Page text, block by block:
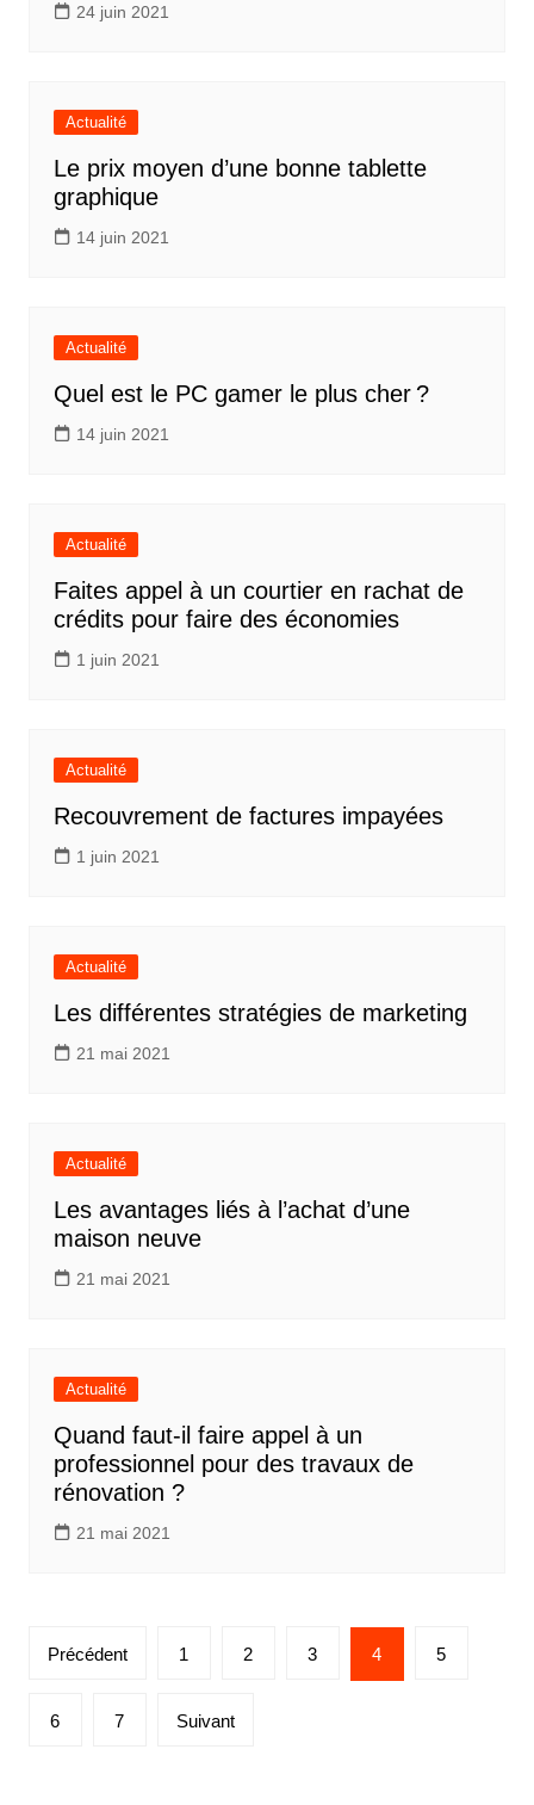
24 juin 2021
Actualité
Le prix moyen d’une bonne tablette
graphique
14 juin 2021
Actualité
Quel est le PC gamer le plus cher ?
14 juin 2021
Actualité
Faites appel à un courtier en rachat de
crédits pour faire des économies
1 juin 2021
Actualité
Recouvrement de factures impayées
1 juin 2021
Actualité
Les différentes stratégies de marketing
21 mai 2021
Actualité
Les avantages liés à l’achat d’une
maison neuve
21 mai 2021
Actualité
Quand faut-il faire appel à un
professionnel pour des travaux de
rénovation ?
21 mai 2021
Pagination
publications
Précédent 1 2 3 4 5
6 7 Suivant